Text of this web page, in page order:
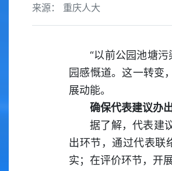
来源： 重庆人大
“以前公园池塘
园感慨道。这一转变
展动能。
确保代表建议办
据了解，代表建
出环节，通过代表联
实；在评价环节，开